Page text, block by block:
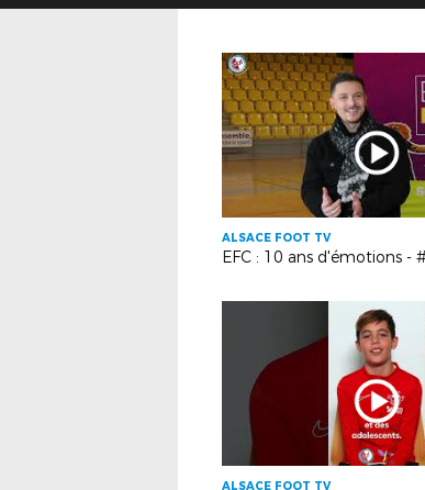
ALSACE FOOT TV
ALSACE FOOT TV